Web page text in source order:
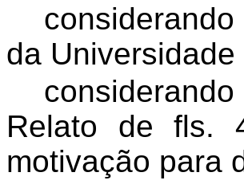
considerando
da
considerando
Relato de fls.
motivação para